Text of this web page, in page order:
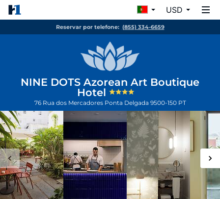
USD
Reservar por telefone: (855) 334-6659
NINE DOTS Azorean Art Boutique
Hotel
76 Rua dos Mercadores Ponta Delgada 9500-150 PT